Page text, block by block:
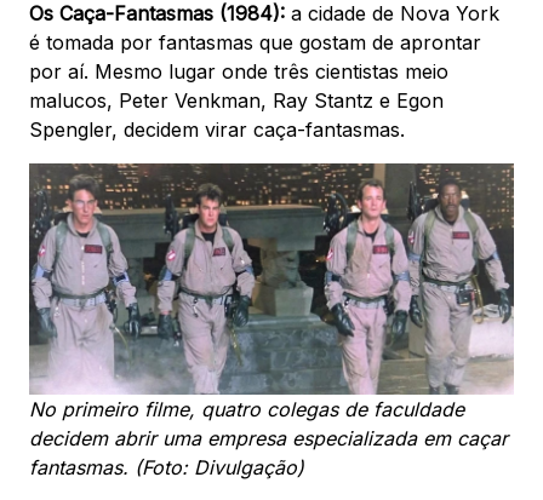
Os Caça-Fantasmas (1984): a cidade de Nova York
é tomada por fantasmas que gostam de aprontar
por aí. Mesmo lugar onde três cientistas meio
malucos, Peter Venkman, Ray Stantz e Egon
Spengler, decidem virar caça-fantasmas.
No primeiro filme, quatro colegas de faculdade
decidem abrir uma empresa especializada em caçar
fantasmas. (Foto: Divulgação)